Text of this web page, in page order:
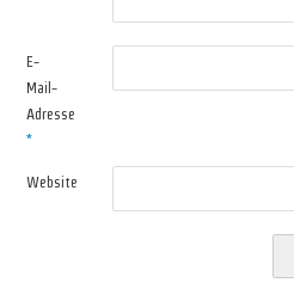
E-
Mail-
Adresse
*
Website